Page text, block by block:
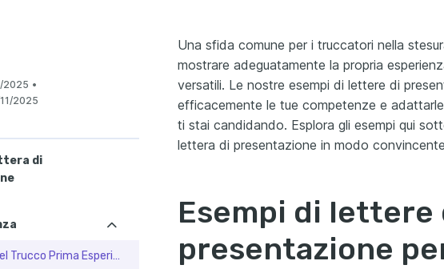
2025 •
2025
di
Artista del Trucco Prima Esperienza
Una sfida comune per i truccatori nella
mostrare adeguatamente la propria
versatili. Le nostre esempi di lettere di
efficacemente le tue competenze e
ti stai candidando. Esplora gli esempi qui
lettera di presentazione in modo
Esempi di lettere
presentazione